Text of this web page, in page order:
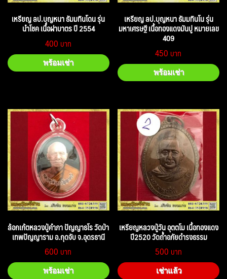
เหรียญ ลป.บุญหนา ธัมมทินโดน รุ่น
นำโชค เนื้อฝาบาตร ปี 2554
400
พร้อมเช่า
เหรียญ ลป.บุญหนา ธัมมทินโน รุ่น
มหาเศรษฐี เนื้อทองแดงมันปู หมายเลข
409
450
พร้อมเช่า
ล้อกเก้ตหลวงปู่คำภา ปัญญาธโร วัดป่า
เทพปัญญาราม อ.กุดจับ จ.อุดรธานี
600
พร้อมเช่า
เหรียญหลวงปู่วัน อุตตโม เนื้อทองแดง
ปี2520 วัดถ้ำอภัยดำรงธรรม
500
เช่าแล้ว